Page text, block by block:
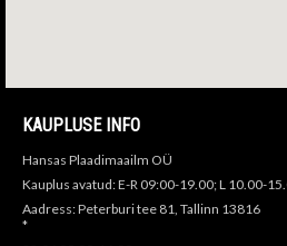
KAUPLUSE INFO
Hansas Plaadimaailm OÜ
Kauplus avatud: E-R 09:00-19.00; L 10.00-
Aadress: Peterburi tee 81, Tallinn 13816
*